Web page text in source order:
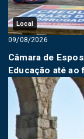
Local
09/08/2026
Câmara de
Educação até ao